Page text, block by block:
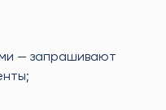
— запрашивают